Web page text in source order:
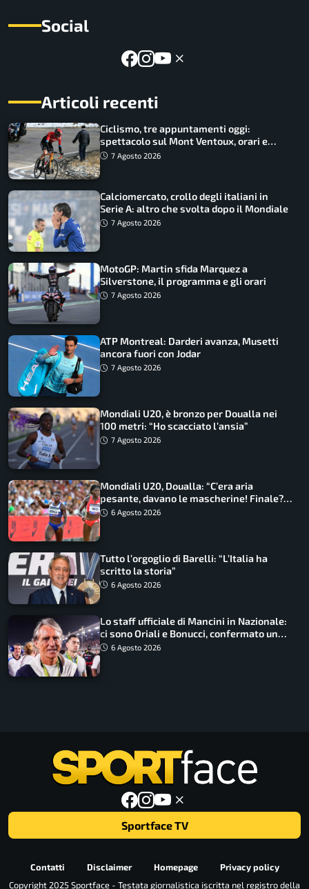
Social
Articoli recenti
Ciclismo, tre appuntamenti oggi:
spettacolo sul Mont Ventoux, orari e
come vederli
7 Agosto 2026
Calciomercato, crollo degli italiani in
Serie A: altro che svolta dopo il Mondiale
7 Agosto 2026
MotoGP: Martin sfida Marquez a
Silverstone, il programma e gli orari
7 Agosto 2026
ATP Montreal: Darderi avanza, Musetti
ancora fuori con Jodar
7 Agosto 2026
Mondiali U20, è bronzo per Doualla nei
100 metri: “Ho scacciato l’ansia”
7 Agosto 2026
Mondiali U20, Doualla: “C’era aria
pesante, davano le mascherine! Finale?
Non ho nulla da perdere”
6 Agosto 2026
Tutto l’orgoglio di Barelli: “L’Italia ha
scritto la storia”
6 Agosto 2026
Lo staff ufficiale di Mancini in Nazionale:
ci sono Oriali e Bonucci, confermato un
ritorno
6 Agosto 2026
Sportface TV
Contatti Disclaimer Homepage
Privacy policy
Copyright 2025 Sportface - Testata giornalistica iscritta nel registro della